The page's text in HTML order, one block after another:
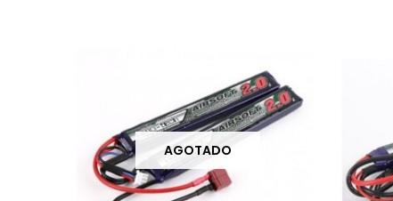
AGOTADO